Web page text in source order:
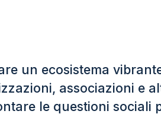
un ecosistema
associazioni e
le questioni sociali